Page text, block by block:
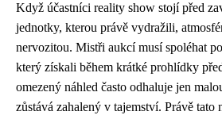
Když účastníci reality show stojí před
jednotky, kterou právě vydražili,
nervozitou. Mistři aukcí musí spoléhat
který získali během krátké prohlídky
omezený náhled často odhaluje jen
zůstává zahalený v tajemství. Právě